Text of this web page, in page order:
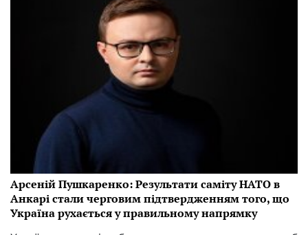
Арсеній Пушкаренко: Результати саміту НАТО в
Анкарі стали черговим підтвердженням того, що
Україна рухається у правильному напрямку